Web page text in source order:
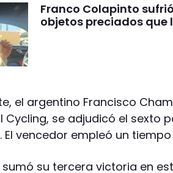
Franco Colapinto
objetos preciados que
el argentino Francisco
Cycling, se adjudicó el sexto
El vencedor empleó un
su tercera victoria en